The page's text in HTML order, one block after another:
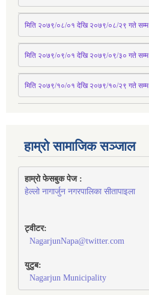
मिति २०७९/०८/०१ देखि २०७९/०८/२९ गते सम्म
मिति २०७९/०९/०१ देखि २०७९/०९/३० गते सम्म
मिति २०७९/१०/०१ देखि २०७९/१०/२९ गते सम्म
हाम्रो सामाजिक सञ्जाल
हाम्रो फेसबुक पेज :
हेल्लो नागार्जुन नगरपालिका सीतापाइला
ट्वीटर:
NagarjunNapa@twitter.com
युटुब:
Nagarjun Municipality